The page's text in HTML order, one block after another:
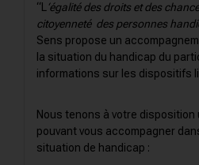
“L
‘égalité des droits et des
citoyenneté des personnes
Sens propose un
la situation du handicap du
informations sur les dispositifs
Nous tenons à votre disposition
pouvant vous accompagner
situation de handicap :